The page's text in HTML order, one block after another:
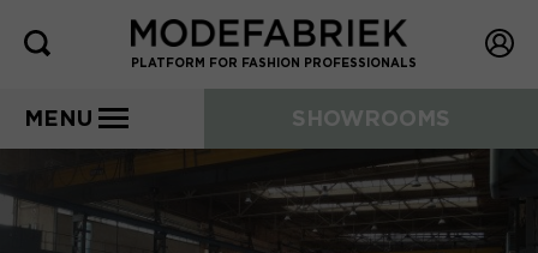
PLATFORM FOR FASHION PROFESSIONALS
MENU SHOWROOMS